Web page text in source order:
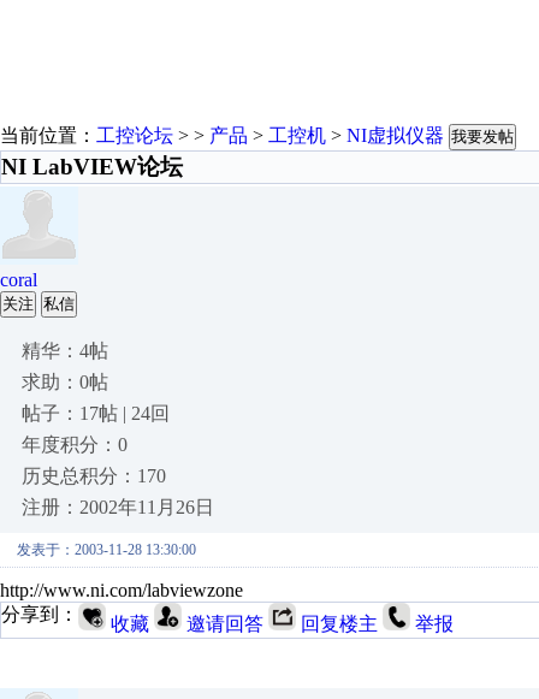
当前位置： 工控论坛 > > 产品 > 工控机 > NI虚拟仪器 我要发帖
NI LabVIEW论坛
coral
关注 私信
精华：4帖
求助：0帖
帖子：17帖 | 24回
年度积分：0
历史总积分：170
注册：2002年11月26日
发表于：2003-11-28 13:30:00
http://www.ni.com/labviewzone
分享到：
收藏 邀请回答 回复楼主 举报